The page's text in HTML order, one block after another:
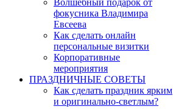
фокусника Владимира
Евсеева
Как сделать онлайн
персональные визитки
Корпоративные
мероприятия
ПРАЗДНИЧНЫЕ СОВЕТЫ
Как сделать праздник ярким
и оригинально-светлым?